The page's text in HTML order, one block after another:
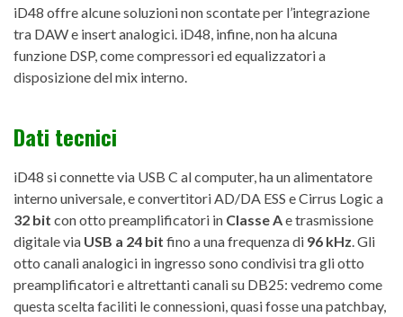
iD48 offre alcune soluzioni non scontate per l’integrazione
tra DAW e insert analogici. iD48, infine, non ha alcuna
funzione DSP, come compressori ed equalizzatori a
disposizione del mix interno.
Dati tecnici
iD48 si connette via USB C al computer, ha un alimentatore
interno universale, e convertitori AD/DA ESS e Cirrus Logic a
32 bit con otto preamplificatori in Classe Ae trasmissione
digitale via USB a 24 bit fino a una frequenza di 96 kHz. Gli
otto canali analogici in ingresso sono condivisi tra gli otto
preamplificatori e altrettanti canali su DB25: vedremo come
questa scelta faciliti le connessioni, quasi fosse una patchbay,